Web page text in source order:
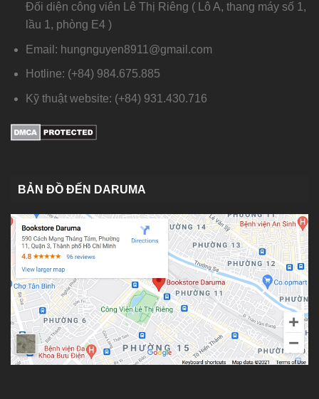
Đối diện công viên Lê Thị Riêng ( Lô A, thang máy số 1,
lầu 1, phòng E4 )
Email: hungnguyen8911@gmail.com
Hotline: (+84) 984.675.885
Kỹ thuật website: (+84) 931.430.716
BẢN ĐỒ ĐẾN DARUMA